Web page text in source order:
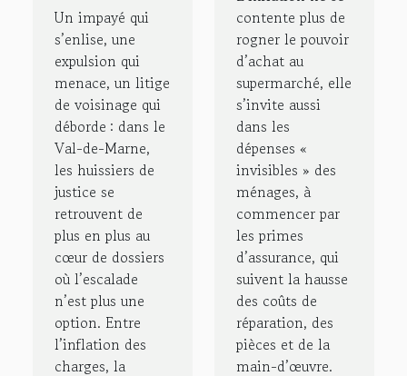
remplace
le conflit
Un impayé qui
s’enlise, une
expulsion qui
menace, un litige
de voisinage qui
déborde : dans le
Val-de-Marne,
les huissiers de
justice se
retrouvent de
plus en plus au
cœur de dossiers
où l’escalade
n’est plus une
option. Entre
l’inflation des
charges, la
boussole
des
familles
face à
l’inflation
contente plus de
rogner le pouvoir
d’achat au
supermarché, elle
s’invite aussi
dans les
dépenses «
invisibles » des
ménages, à
commencer par
les primes
d’assurance, qui
suivent la hausse
des coûts de
réparation, des
pièces et de la
main-d’œuvre.